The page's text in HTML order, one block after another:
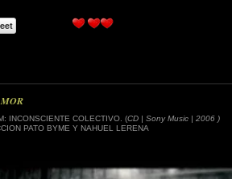
INCONSCIENTE COLECTIVO. (CD | Sony Music | 2006 )
PATO BYME Y NAHUEL LERENA